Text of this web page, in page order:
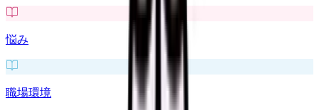
悩み
職場環境